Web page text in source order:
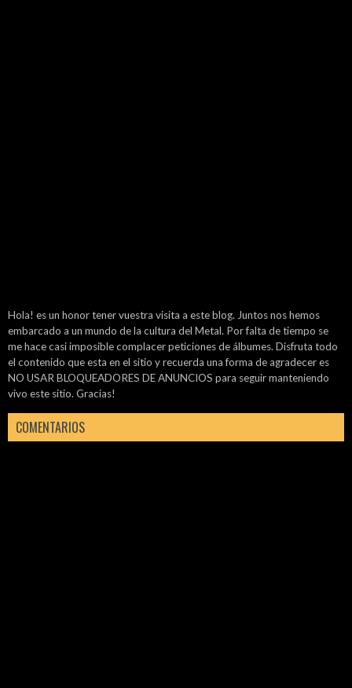
Hola! es un honor tener vuestra visita a este blog. Juntos nos hemos
embarcado a un mundo de la cultura del Metal. Por falta de tiempo se
me hace casi imposible complacer peticiones de álbumes. Disfruta todo
el contenido que esta en el sitio y recuerda una forma de agradecer es
NO USAR BLOQUEADORES DE ANUNCIOS para seguir manteniendo
vivo este sitio. Gracias!
COMENTARIOS